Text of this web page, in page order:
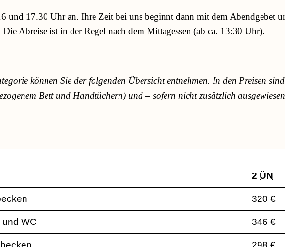
und 17.30 Uhr an. Ihre Zeit bei uns beginnt dann mit dem Abendgebet
Abreise ist in der Regel nach dem Mittagessen (ab ca. 13:30 Uhr).
können Sie der folgenden Übersicht entnehmen. In den Preisen
Bett und Handtüchern) und – sofern nicht zusätzlich
2 ÜN
320 €
WC 346 €
298 €